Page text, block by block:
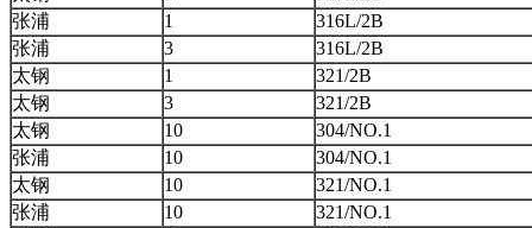
张浦
1
316L/2B
张浦
3
316L/2B
太钢
1
321/2B
太钢
3
321/2B
太钢
10
304/NO.1
张浦
10
304/NO.1
太钢
10
321/NO.1
张浦
10
321/NO.1